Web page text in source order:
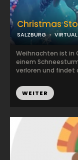
Christmas
SALZBURG
Weihnachten ist in
einem
verloren und findet
WEITER